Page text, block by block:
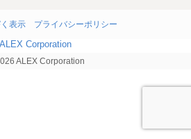
表示 プライバシーポリシー
ALEX Corporation
ALEX Corporation